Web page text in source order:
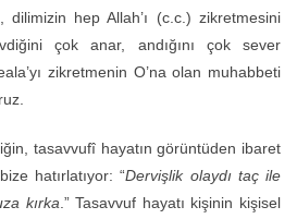
, dilimizin hep Allah’ı (c.c.) zikretmesini
çok anar, andığını çok sever
zikretmenin O’na olan muhabbeti
tasavvufî hayatın görüntüden ibaret
hatırlatıyor: “Dervişlik olaydı taç ile
kırka .” Tasavvuf hayatı kişinin kişisel